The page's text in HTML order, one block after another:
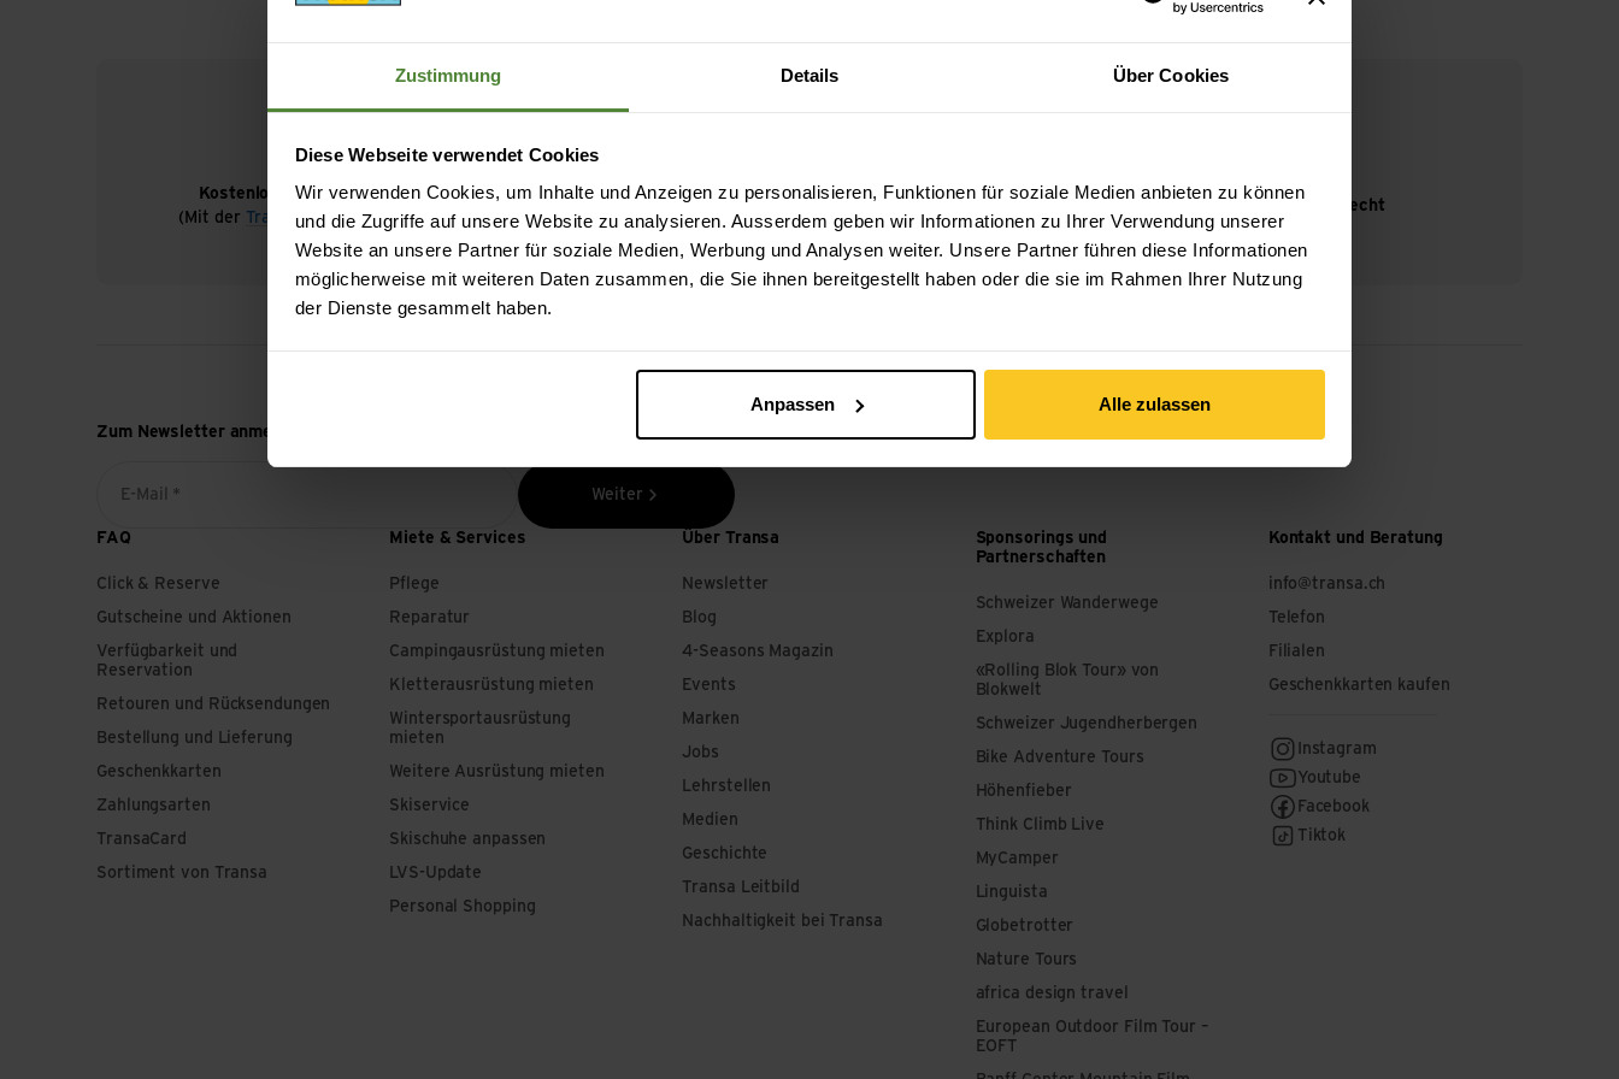
Zustimmung Details Über Cookies
Diese Webseite verwendet Cookies
Wir verwenden Cookies, um Inhalte und Anzeigen zu personalisieren, Funktionen für soziale Medien anbieten zu können
und die Zugriffe auf unsere Website zu analysieren. Ausserdem geben wir Informationen zu Ihrer Verwendung unserer
Website an unsere Partner für soziale Medien, Werbung und Analysen weiter. Unsere Partner führen diese Informationen
möglicherweise mit weiteren Daten zusammen, die Sie ihnen bereitgestellt haben oder die sie im Rahmen Ihrer Nutzung
der Dienste gesammelt haben.
Anpassen Alle zulassen
Kostenloser Versand ab CHF 99
(Mit der
TransaCardimmer kostenlos)
Sicheres Bezahlen mit Twint, Kreditkarte und
mehr.
14-Tage Widerrufsrecht
Zum Newsletter anmelden
E-Mail * Weiter
FAQ
Click & Reserve
Gutscheine und Aktionen
Verfügbarkeit und
Reservation
Retouren und Rücksendungen
Bestellung und Lieferung
Geschenkkarten
Zahlungsarten
TransaCard
Sortiment von Transa
Miete & Services
Pflege
Reparatur
Campingausrüstung mieten
Kletterausrüstung mieten
Wintersportausrüstung
mieten
Weitere Ausrüstung mieten
Skiservice
Skischuhe anpassen
LVS-Update
Personal Shopping
Über Transa
Newsletter
Blog
4-Seasons Magazin
Events
Marken
Jobs
Lehrstellen
Medien
Geschichte
Transa Leitbild
Nachhaltigkeit bei Transa
Sponsorings und
Partnerschaften
Schweizer Wanderwege
Explora
«Rolling Blok Tour» von
Blokwelt
Schweizer Jugendherbergen
Bike Adventure Tours
Höhenfieber
Think Climb Live
MyCamper
Linguista
Globetrotter
Nature Tours
africa design travel
European Outdoor Film Tour –
EOFT
Kontakt und Beratung
info@transa.ch
Telefon
Filialen
Geschenkkarten kaufen
Instagram
Youtube
Facebook
Tiktok